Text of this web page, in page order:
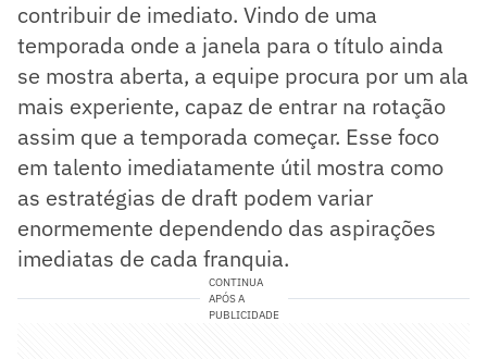
contribuir de imediato. Vindo de uma
temporada onde a janela para o título ainda
se mostra aberta, a equipe procura por um ala
mais experiente, capaz de entrar na rotação
assim que a temporada começar. Esse foco
em talento imediatamente útil mostra como
as estratégias de draft podem variar
enormemente dependendo das aspirações
imediatas de cada franquia.
CONTINUA
APÓS A
PUBLICIDADE